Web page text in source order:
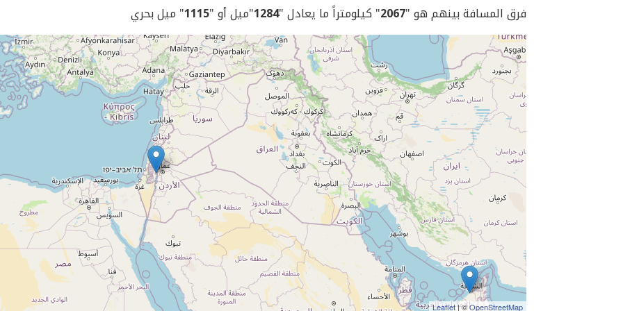
فرق المسافة بينهم هو "2067" كيلومتراً ما يعادل "1284"ميل أو "1115" ميل بحري
Leaflet| ©OpenStreetMap